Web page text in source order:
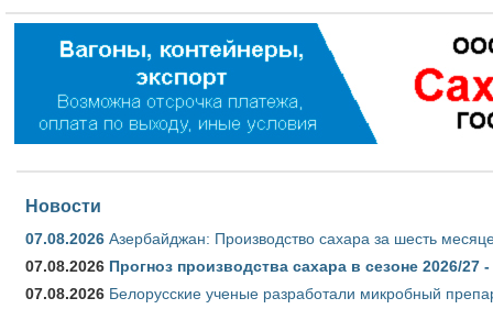
Новости
07.08.2026 Азербайджан: Производство сахара за шесть
07.08.2026 Прогноз производства сахара в сезоне 2026/
07.08.2026 Белорусские ученые разработали микробный